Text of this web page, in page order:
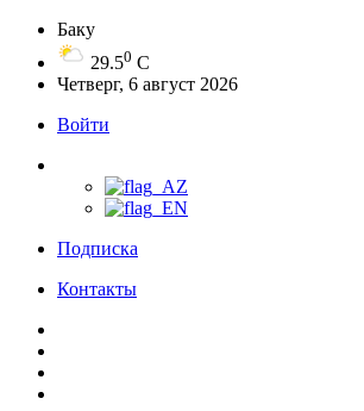
Баку
29.50 C
Четверг, 6 август 2026
Войти
Подписка
Контакты